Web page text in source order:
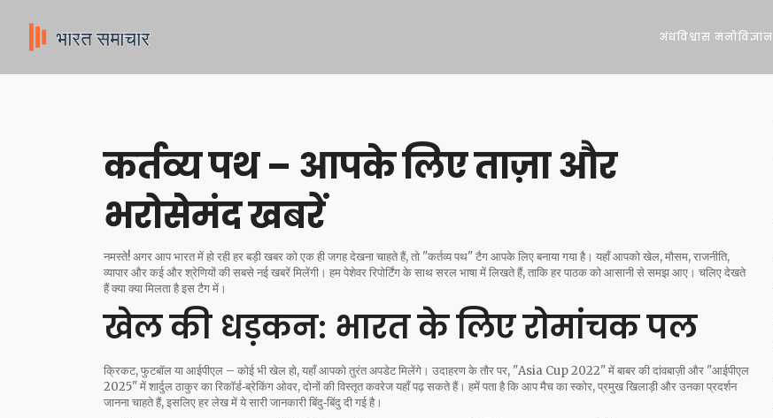
अंधविश्वास मनोविज्ञान
कर्तव्य पथ – आपके लिए ताज़ा और
भरोसेमंद खबरें
नमस्ते! अगर आप भारत में हो रही हर बड़ी खबर को एक ही जगह देखना चाहते हैं, तो "कर्तव्य पथ" टैग आपके लिए बनाया गया है। यहाँ आपको खेल, मौसम, राजनीति,
व्यापार और कई और श्रेणियों की सबसे नई खबरें मिलेंगी। हम पेशेवर रिपोर्टिंग के साथ सरल भाषा में लिखते हैं, ताकि हर पाठक को आसानी से समझ आए। चलिए देखते
हैं क्या क्या मिलता है इस टैग में।
खेल की धड़कन: भारत के लिए रोमांचक पल
क्रिकट, फुटबॉल या आईपीएल – कोई भी खेल हो, यहाँ आपको तुरंत अपडेट मिलेंगे। उदाहरण के तौर पर, "Asia Cup 2022" में बाबर की दांवबाज़ी और "आईपीएल
2025" में शार्दुल ठाकुर का रिकॉर्ड‑ब्रेकिंग ओवर, दोनों की विस्तृत कवरेज यहाँ पढ़ सकते हैं। हमें पता है कि आप मैच का स्कोर, प्रमुख खिलाड़ी और उनका प्रदर्शन
जानना चाहते हैं, इसलिए हर लेख में ये सारी जानकारी बिंदु‑बिंदु दी गई है।